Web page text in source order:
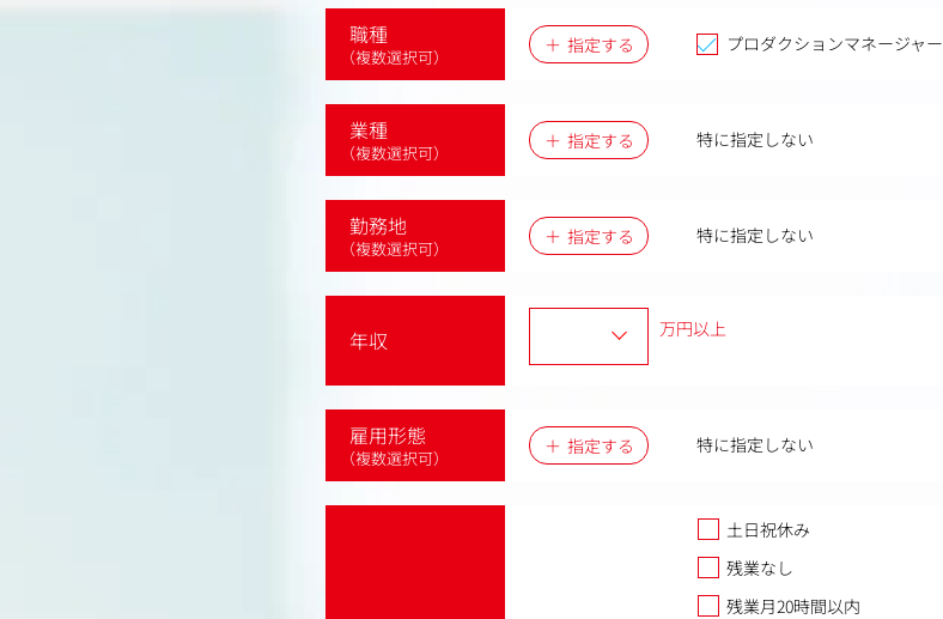
職種
（複数選択可）
指定する プロダクションマネージャー
業種
（複数選択可）
指定する 特に指定しない
勤務地
（複数選択可）
指定する 特に指定しない
年収 万円以上
雇用形態
（複数選択可）
指定する 特に指定しない
土日祝休み
残業なし
残業月20時間以内